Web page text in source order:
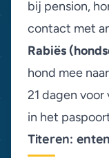
bij pension,
contact met
Rabiës
hond mee
21 dagen
in het
Titeren: